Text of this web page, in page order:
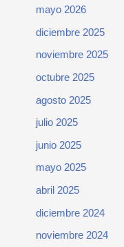
mayo 2026
diciembre 2025
noviembre 2025
octubre 2025
agosto 2025
julio 2025
junio 2025
mayo 2025
abril 2025
diciembre 2024
noviembre 2024